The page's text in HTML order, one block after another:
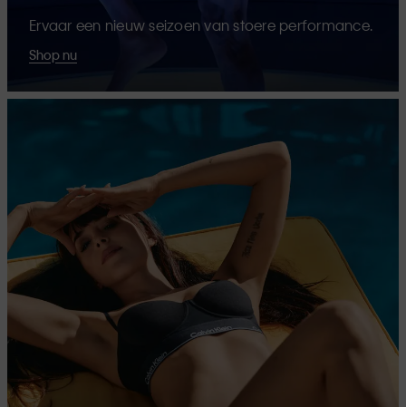
Ervaar een nieuw seizoen van stoere performance.
Shop nu